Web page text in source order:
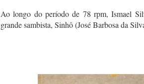
Ao longo do período de 78 rpm, Ismael
grande sambista, Sinhô (José Barbosa da
Sete décadas não foram suficientes para
FESTIVAL CARMEN MIRANDA 1930 - 90 ANOS